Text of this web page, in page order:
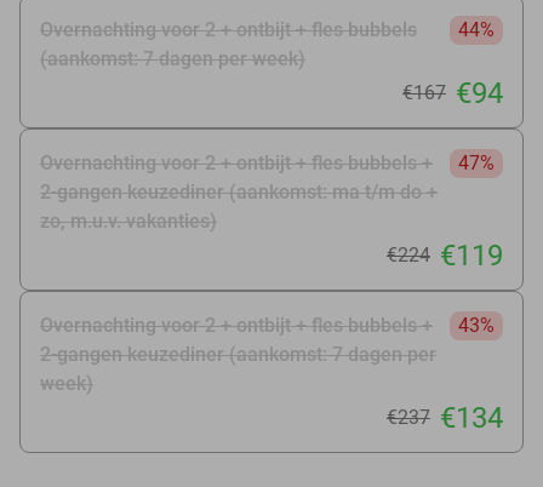
Overnachting voor 2 + ontbijt + fles bubbels
(aankomst: 7 dagen per week)
44%
€167 €94
Overnachting voor 2 + ontbijt + fles bubbels +
2-gangen keuzediner (aankomst: ma t/m do +
zo, m.u.v. vakanties)
47%
€224 €119
Overnachting voor 2 + ontbijt + fles bubbels +
2-gangen keuzediner (aankomst: 7 dagen per
week)
43%
€237 €134